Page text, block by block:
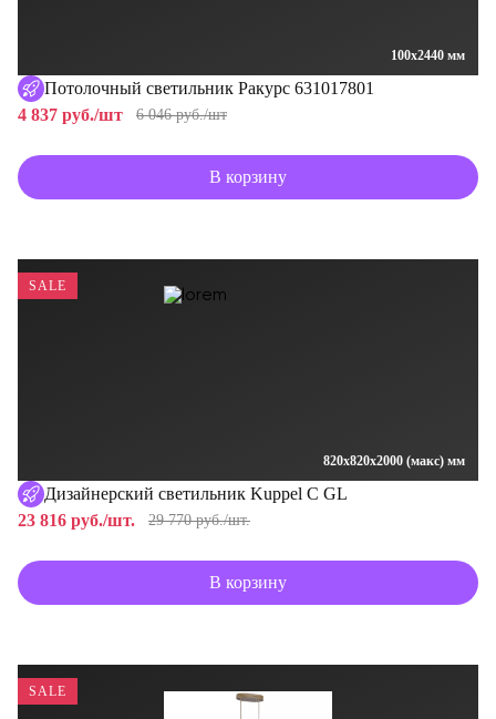
100x2440 мм
Потолочный светильник Ракурс 631017801
4 837 руб./шт
6 046 руб./шт
В корзину
820x820x2000 (макс) мм
SALE
Дизайнерский светильник Kuppel C GL
23 816 руб./шт.
29 770 руб./шт.
В корзину
SALE